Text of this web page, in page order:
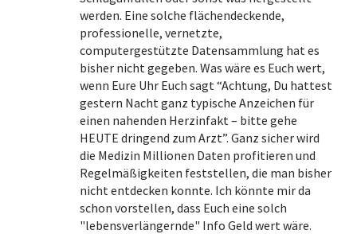
werden. Eine solche flächendeckende,
professionelle, vernetzte,
computergestützte Datensammlung hat es
bisher nicht gegeben. Was wäre es Euch wert,
wenn Eure Uhr Euch sagt “Achtung, Du hattest
gestern Nacht ganz typische Anzeichen für
einen nahenden Herzinfakt – bitte gehe
HEUTE dringend zum Arzt”. Ganz sicher wird
die Medizin Millionen Daten profitieren und
Regelmäßigkeiten feststellen, die man bisher
nicht entdecken konnte. Ich könnte mir da
schon vorstellen, dass Euch eine solch
"lebensverlängernde" Info Geld wert wäre.